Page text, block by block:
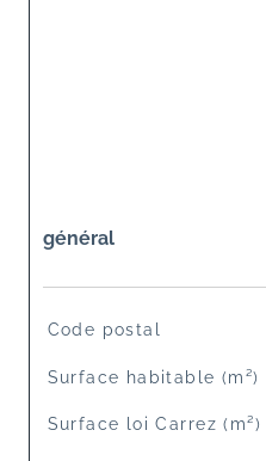
général
TRAD_SIROCCO_Caracteristique
Code postal
Surface habitable (m²)
Surface loi Carrez (m²)